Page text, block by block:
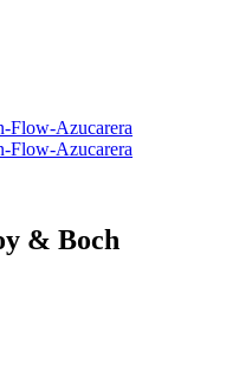
& Boch